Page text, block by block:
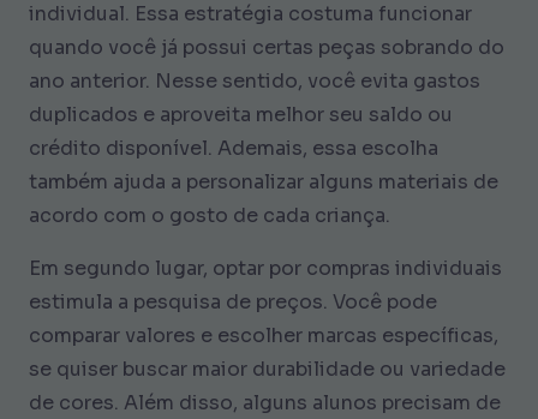
individual. Essa estratégia costuma funcionar
quando você já possui certas peças sobrando do
ano anterior. Nesse sentido, você evita gastos
duplicados e aproveita melhor seu saldo ou
crédito disponível. Ademais, essa escolha
também ajuda a personalizar alguns materiais de
acordo com o gosto de cada criança.
Em segundo lugar, optar por compras individuais
estimula a pesquisa de preços. Você pode
comparar valores e escolher marcas específicas,
se quiser buscar maior durabilidade ou variedade
de cores. Além disso, alguns alunos precisam de